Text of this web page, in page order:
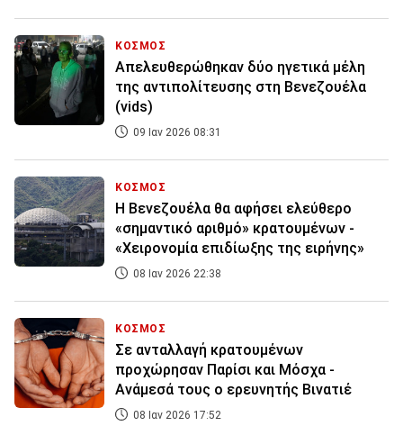
ΚΟΣΜΟΣ
Απελευθερώθηκαν δύο ηγετικά μέλη
της αντιπολίτευσης στη Βενεζουέλα
(vids)
09 Ιαν 2026 08:31
ΚΟΣΜΟΣ
Η Βενεζουέλα θα αφήσει ελεύθερο
«σημαντικό αριθμό» κρατουμένων -
«Χειρονομία επιδίωξης της ειρήνης»
08 Ιαν 2026 22:38
ΚΟΣΜΟΣ
Σε ανταλλαγή κρατουμένων
προχώρησαν Παρίσι και Μόσχα -
Ανάμεσά τους ο ερευνητής Βινατιέ
08 Ιαν 2026 17:52